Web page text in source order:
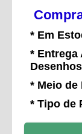
* Em
* Entrega
Desenhos
* Meio de
* Tipo de